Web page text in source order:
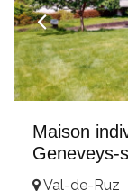
Maison
Geneveys-
Val-de-Ruz